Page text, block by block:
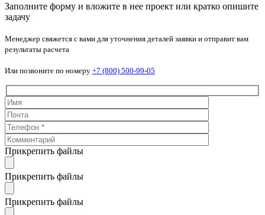
Заполните форму и вложите в нее проект или кратко опишите
задачу
Менеджер свяжется с вами для уточнения деталей заявки и отправит вам
результаты расчета
Или позвоните по номеру +7 (800) 500-99-05
Прикрепить файлы
Прикрепить файлы
Прикрепить файлы